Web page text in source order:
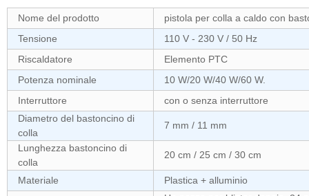
Nome del prodotto
pistola per colla a caldo con
Tensione
110 V - 230 V / 50 Hz
Riscaldatore
Elemento PTC
Potenza nominale
10 W/20 W/40 W/60 W.
Interruttore
con o senza interruttore
Diametro del bastoncino di
colla
7 mm / 11 mm
Lunghezza bastoncino di
colla
20 cm / 25 cm / 30 cm
Materiale Plastica + alluminio